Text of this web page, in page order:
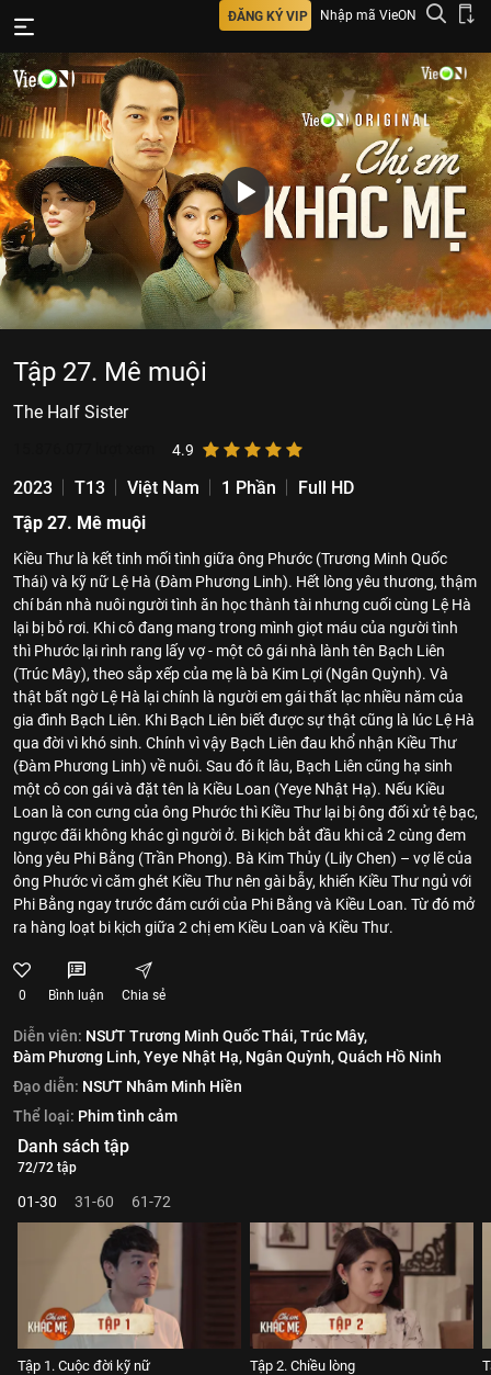
ĐĂNG KÝ VIP Nhập mã VieON
Tập 27. Mê muội
The Half Sister
4.9
2023 T13 Việt Nam 1 Phần
Full HD
Tập 27. Mê muội
Kiều Thư là kết tinh mối tình giữa ông Phước (Trương Minh Quốc
Thái) và kỹ nữ Lệ Hà (Đàm Phương Linh). Hết lòng yêu thương, thậm
chí bán nhà nuôi người tình ăn học thành tài nhưng cuối cùng Lệ Hà
lại bị bỏ rơi. Khi cô đang mang trong mình giọt máu của người tình
thì Phước lại rình rang lấy vợ - một cô gái nhà lành tên Bạch Liên
(Trúc Mây), theo sắp xếp của mẹ là bà Kim Lợi (Ngân Quỳnh). Và
thật bất ngờ Lệ Hà lại chính là người em gái thất lạc nhiều năm của
gia đình Bạch Liên. Khi Bạch Liên biết được sự thật cũng là lúc Lệ Hà
qua đời vì khó sinh. Chính vì vậy Bạch Liên đau khổ nhận Kiều Thư
(Đàm Phương Linh) về nuôi. Sau đó ít lâu, Bạch Liên cũng hạ sinh
một cô con gái và đặt tên là Kiều Loan (Yeye Nhật Hạ). Nếu Kiều
Loan là con cưng của ông Phước thì Kiều Thư lại bị ông đối xử tệ bạc,
ngược đãi không khác gì người ở. Bi kịch bắt đầu khi cả 2 cùng đem
lòng yêu Phi Bằng (Trần Phong). Bà Kim Thủy (Lily Chen) – vợ lẽ của
ông Phước vì căm ghét Kiều Thư nên gài bẫy, khiến Kiều Thư ngủ với
Phi Bằng ngay trước đám cưới của Phi Bằng và Kiều Loan. Từ đó mở
ra hàng loạt bi kịch giữa 2 chị em Kiều Loan và Kiều Thư.
0 Bình luận Chia sẻ
Diễn viên: NSƯT Trương Minh Quốc Thái,Trúc Mây,
Đàm Phương Linh,Yeye Nhật Hạ, Ngân Quỳnh,Quách Hồ Ninh
Đạo diễn: NSƯT Nhâm Minh Hiền
Thể loại: Phim tình cảm
Danh sách tập
72/72 tập
01-30 31-60 61-72
Tập 1. Cuộc đời kỹ nữ Tập 2. Chiều lòng